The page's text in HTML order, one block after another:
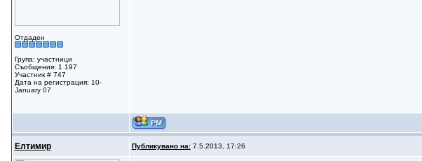
Отдаден
Група: участници
Съобщения: 1 197
Участник # 747
Дата на регистрация: 10-
January 07
Елтимир Публикувано на:7.5.2013, 17:26